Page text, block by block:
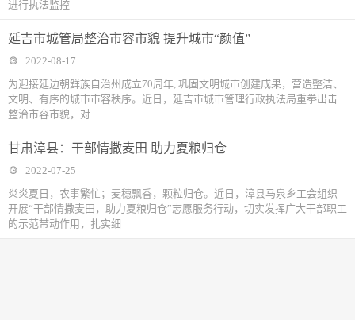
进行执法监控
延吉市城管局整治市容市貌 提升城市“颜值”
2022-08-17
为迎接延边朝鲜族自治州成立70周年, 巩固文明城市创建成果，营造整洁、
文明、有序的城市市容秩序。近日，延吉市城市管理行政执法局重拳出击
整治市容市貌，对
甘肃漳县：干部情撒麦田 助力夏粮归仓
2022-07-25
炎炎夏日，农事繁忙；麦穗飘香，颗粒归仓。近日，漳县马泉乡工会组织
开展“干部情撒麦田，助力夏粮归仓”志愿服务行动，切实发挥广大干部职工
的示范带动作用，扎实细